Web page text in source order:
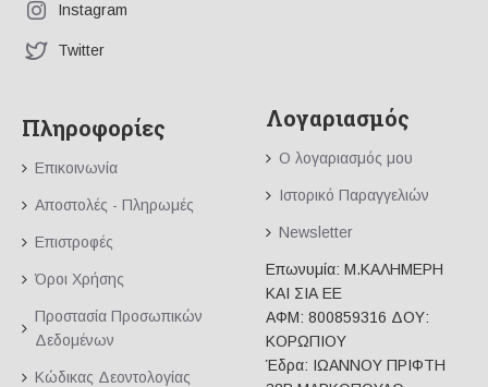
Instagram
Twitter
Πληροφορίες
Επικοινωνία
Αποστολές - Πληρωμές
Επιστροφές
Όροι Χρήσης
Προστασία Προσωπικών
Δεδομένων
Κώδικας Δεοντολογίας
Λογαριασμός
Ο λογαριασμός μου
Ιστορικό Παραγγελιών
Newsletter
Επωνυμία: Μ.ΚΑΛΗΜΕΡΗ
ΚΑΙ ΣΙΑ ΕΕ
ΑΦΜ: 800859316 ΔΟΥ:
ΚΟΡΩΠΙΟΥ
Έδρα: ΙΩΑΝΝΟΥ ΠΡΙΦΤΗ